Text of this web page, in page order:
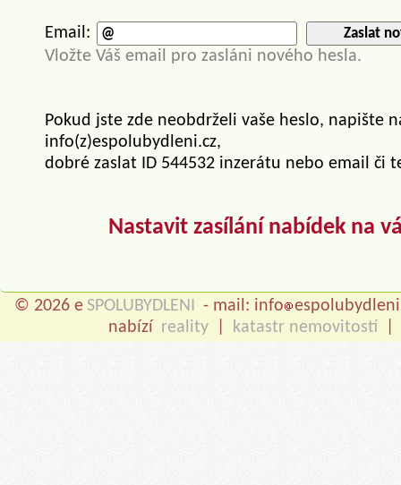
Email: Zaslat
Vložte Váš email pro zasláni nového hesla.
Pokud jste zde neobdrželi vaše heslo, napište
info(z)espolubydleni.cz,
dobré zaslat ID 544532 inzerátu nebo email či
Nastavit zasílání nabídek na
© 2026 e SPOLUBYDLENI - mail: info
nabízí reality katastr nemovitostí